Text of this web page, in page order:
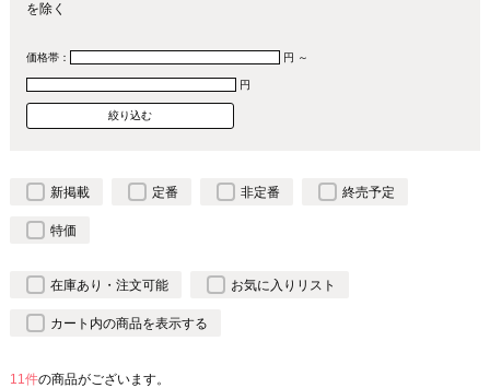
を除く
価格帯： 円 ～
円
新掲載 定番 非定番 終売予定
特価
在庫あり・注文可能 お気に入りリスト
カート内の商品を表示する
11件の商品がございます。